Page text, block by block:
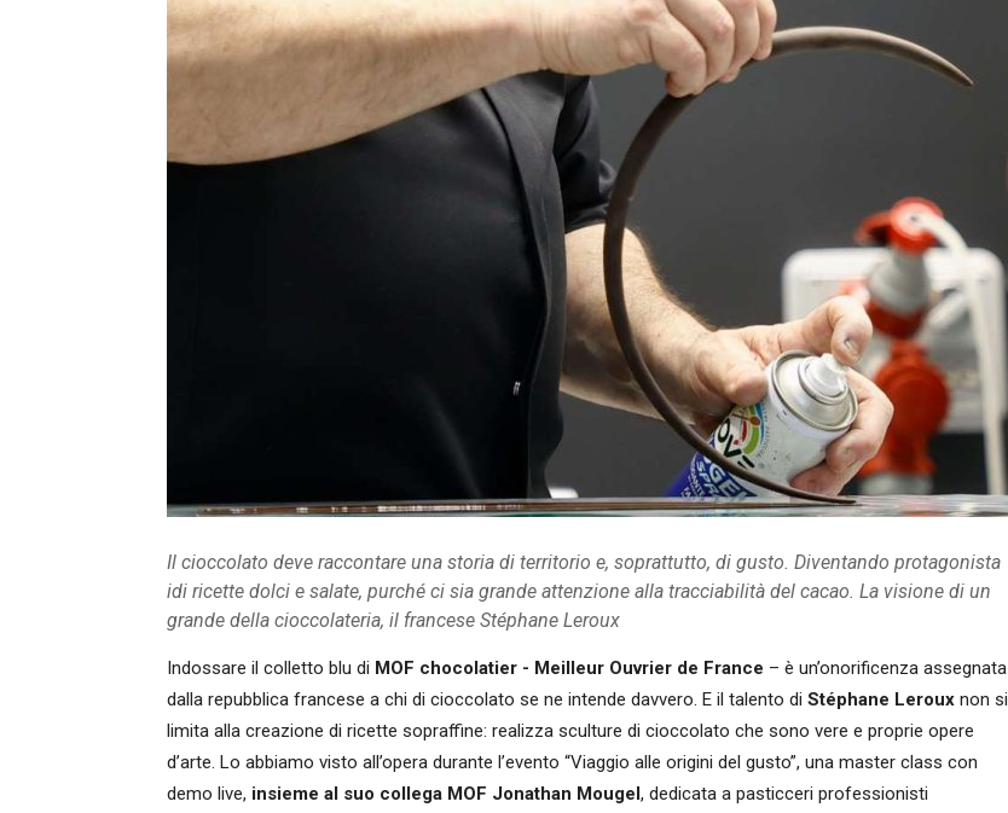
Il cioccolato deve raccontare una storia di territorio e, soprattutto, di gusto. Diventando protagonista
idi ricette dolci e salate, purché ci sia grande attenzione alla tracciabilità del cacao. La visione di un
grande della cioccolateria, il francese Stéphane Leroux
Indossare il colletto blu di MOF chocolatier - Meilleur Ouvrier de France – è un’onorificenza assegnata
dalla repubblica francese a chi di cioccolato se ne intende davvero. E il talento di Stéphane Leroux non si
limita alla creazione di ricette sopraffine: realizza sculture di cioccolato che sono vere e proprie opere
d’arte. Lo abbiamo visto all’opera durante l’evento “Viaggio alle origini del gusto”, una master class con
demo live, insieme al suo collega MOF Jonathan Mougel, dedicata a pasticceri professionisti